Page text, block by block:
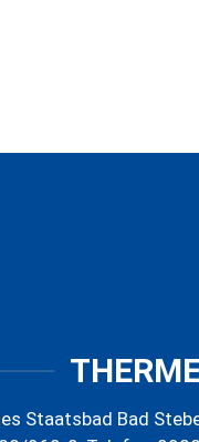
Staatsbad Bad